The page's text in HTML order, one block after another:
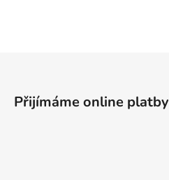
Přijímáme online platby